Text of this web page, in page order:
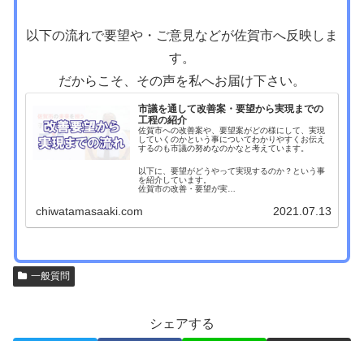
以下の流れで要望や・ご意見などが佐賀市へ反映しま
す。
だからこそ、その声を私へお届け下さい。
市議を通して改善案・要望から実現までの
工程の紹介
佐賀市への改善案や、要望案がどの様にして、実現
していくのかという事についてわかりやすくお伝え
するのも市議の努めなのかなと考えています。
以下に、要望がどうやって実現するのか？という事
を紹介しています。
佐賀市の改善・要望が実…
chiwatamasaaki.com 2021.07.13
一般質問
シェアする